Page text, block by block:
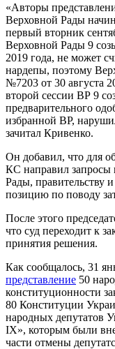
«Авторы
Верховной Рады
первый вторник
Верховной Рады 9
2019 года, не может
нардепы, поэтому
№7203 от 30 августа
второй сессии ВР 9
предварительного
избранной ВР,
зачитал Кривенко.
Он добавил, что для
КС направил запросы
Рады, правительству
позицию по поводу
После этого
что суд переходит к
принятия решения.
Как сообщалось, 31
представление 50
конституционности
80 Конституции
народных депутатов
IX», которым были
части отмены